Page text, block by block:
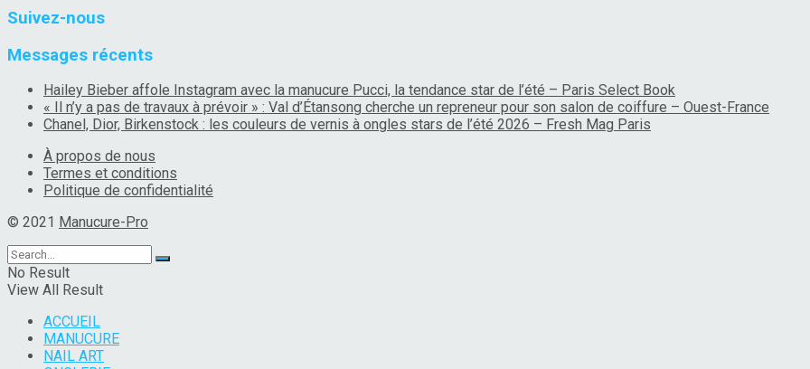
Suivez-nous
Messages récents
Hailey Bieber affole Instagram avec la manucure Pucci, la tendance star de l’été – Paris Select Book
« Il n’y a pas de travaux à prévoir » : Val d’Étansong cherche un repreneur pour son salon de coiffure – Ouest-France
Chanel, Dior, Birkenstock : les couleurs de vernis à ongles stars de l’été 2026 – Fresh Mag Paris
À propos de nous
Termes et conditions
Politique de confidentialité
© 2021 Manucure-Pro
No Result
View All Result
ACCUEIL
MANUCURE
NAIL ART